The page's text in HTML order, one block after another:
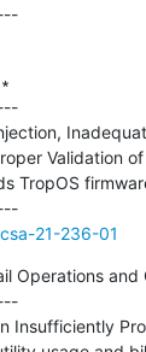
---------------------------------------------
Validation
TropOS
---------------------------------------------
21-236-01
Operations and
Insufficiently